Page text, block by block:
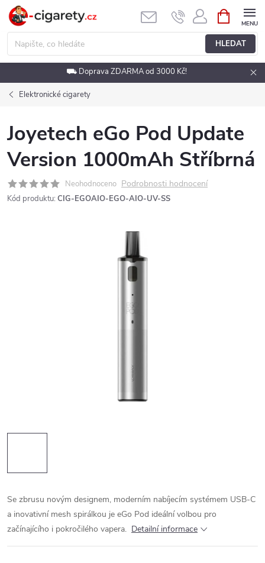
Přejít
obsah
HLEDAT
NÁKUPNÍ
KOŠÍK
⛟ Doprava ZDARMA od 3000 Kč!
Elektronické cigarety
Joyetech eGo Pod Update
Version 1000mAh Stříbrná
Neohodnoceno Podrobnosti hodnocení
Kód produktu: CIG-EGOAIO-EGO-AIO-UV-SS
Se zbrusu novým designem, moderním nabíjecím systémem USB-C
a inovativní mesh spirálkou je eGo Pod ideální volbou pro
začínajícího i pokročilého vapera. Detailní informace